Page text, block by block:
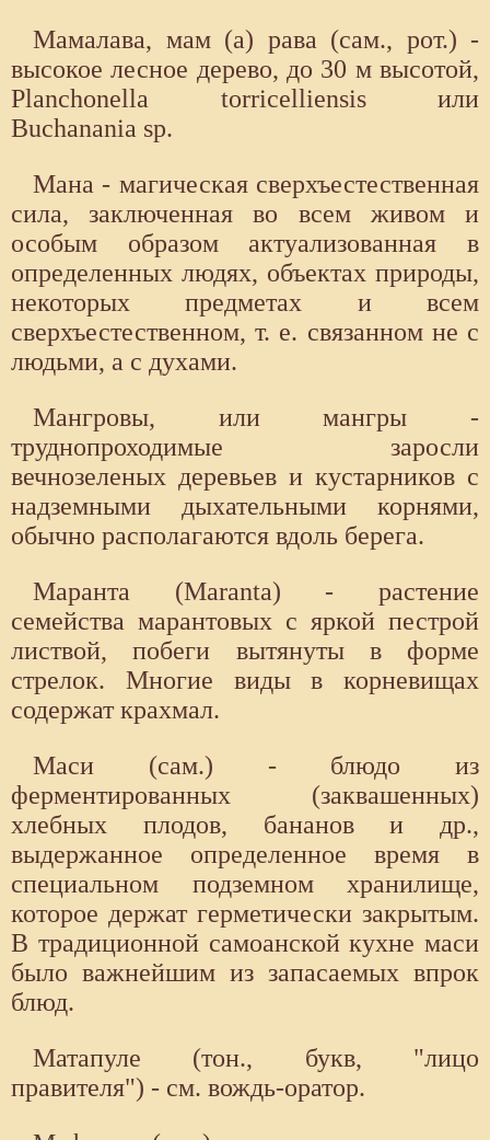
Мамалава, мам (а) рава (сам., рот.) -
высокое лесное дерево, до 30 м высотой,
Planchonella torricelliensis или
Buchanania sp.
Мана - магическая сверхъестественная
сила, заключенная во всем живом и
особым образом актуализованная в
определенных людях, объектах природы,
некоторых предметах и всем
сверхъестественном, т. е. связанном не с
людьми, а с духами.
Мангровы, или мангры -
труднопроходимые заросли
вечнозеленых деревьев и кустарников с
надземными дыхательными корнями,
обычно располагаются вдоль берега.
Маранта (Maranta) - растение
семейства марантовых с яркой пестрой
листвой, побеги вытянуты в форме
стрелок. Многие виды в корневищах
содержат крахмал.
Маси (сам.) - блюдо из
ферментированных (заквашенных)
хлебных плодов, бананов и др.,
выдержанное определенное время в
специальном подземном хранилище,
которое держат герметически закрытым.
В традиционной самоанской кухне маси
было важнейшим из запасаемых впрок
блюд.
Матапуле (тон., букв, "лицо
правителя") - см. вождь-оратор.